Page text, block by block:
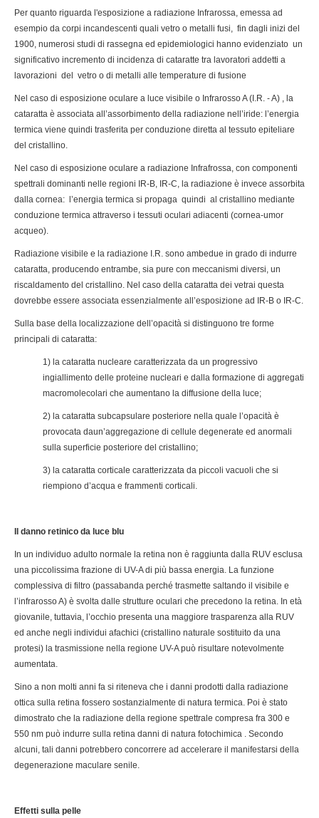
Per quanto riguarda l'esposizione a radiazione Infrarossa, emessa ad
esempio da corpi incandescenti quali vetro o metalli fusi, fin dagli inizi del
1900, numerosi studi di rassegna ed epidemiologici hanno evidenziato un
significativo incremento di incidenza di cataratte tra lavoratori addetti a
lavorazioni del vetro o di metalli alle temperature di fusione
Nel caso di esposizione oculare a luce visibile o Infrarosso A (I.R. - A) , la
cataratta è associata all’assorbimento della radiazione nell’iride: l’energia
termica viene quindi trasferita per conduzione diretta al tessuto epiteliare
del cristallino.
Nel caso di esposizione oculare a radiazione Infrafrossa, con componenti
spettrali dominanti nelle regioni IR-B, IR-C, la radiazione è invece assorbita
dalla cornea: l’energia termica si propaga quindi al cristallino mediante
conduzione termica attraverso i tessuti oculari adiacenti (cornea-umor
acqueo).
Radiazione visibile e la radiazione I.R. sono ambedue in grado di indurre
cataratta, producendo entrambe, sia pure con meccanismi diversi, un
riscaldamento del cristallino. Nel caso della cataratta dei vetrai questa
dovrebbe essere associata essenzialmente all’esposizione ad IR-B o IR-C.
Sulla base della localizzazione dell’opacità si distinguono tre forme
principali di cataratta:
1) la cataratta nucleare caratterizzata da un progressivo
ingiallimento delle proteine nucleari e dalla formazione di aggregati
macromolecolari che aumentano la diffusione della luce;
2) la cataratta subcapsulare posteriore nella quale l’opacità è
provocata daun’aggregazione di cellule degenerate ed anormali
sulla superficie posteriore del cristallino;
3) la cataratta corticale caratterizzata da piccoli vacuoli che si
riempiono d’acqua e frammenti corticali.
Il danno retinico da luce blu
In un individuo adulto normale la retina non è raggiunta dalla RUV esclusa
una piccolissima frazione di UV-A di più bassa energia. La funzione
complessiva di filtro (passabanda perché trasmette saltando il visibile e
l’infrarosso A) è svolta dalle strutture oculari che precedono la retina. In età
giovanile, tuttavia, l’occhio presenta una maggiore trasparenza alla RUV
ed anche negli individui afachici (cristallino naturale sostituito da una
protesi) la trasmissione nella regione UV-A può risultare notevolmente
aumentata.
Sino a non molti anni fa si riteneva che i danni prodotti dalla radiazione
ottica sulla retina fossero sostanzialmente di natura termica. Poi è stato
dimostrato che la radiazione della regione spettrale compresa fra 300 e
550 nm può indurre sulla retina danni di natura fotochimica . Secondo
alcuni, tali danni potrebbero concorrere ad accelerare il manifestarsi della
degenerazione maculare senile.
Effetti sulla pelle